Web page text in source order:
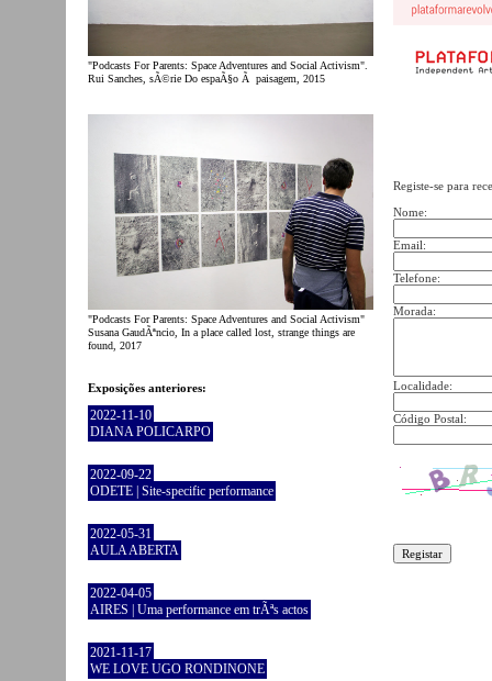
"Podcasts For Parents: Space Adventures and Social Activism".
Rui Sanches, sÃ©rie Do espaÃ§o Ã paisagem, 2015
"Podcasts For Parents: Space Adventures and Social Activism"
Susana GaudÃªncio, In a place called lost, strange things are
found, 2017
Exposições anteriores:
2022-11-10
DIANA POLICARPO
2022-09-22
ODETE | Site-specific performance
2022-05-31
AULA ABERTA
2022-04-05
AIRES | Uma performance em trÃªs actos
2021-11-17
WE LOVE UGO RONDINONE
Registe-se para
Nome:
Email:
Telefone:
Morada:
Localidade:
Código Postal: